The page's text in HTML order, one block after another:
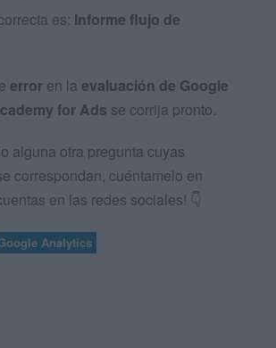
es: Informe flujo de
error en la evaluación de Google
for Ads se corrija pronto.
alguna otra pregunta cuyas
correspondan, cuéntamelo en
en las redes sociales! 👇
Analytics